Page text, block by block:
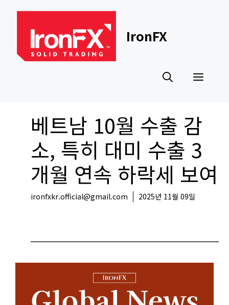
content
IronFX
베트남 10월 수출 감
소, 특히 대미 수출 3
개월 연속 하락세 보여
ironfxkr.official@gmail.com 2025년 11월 09일